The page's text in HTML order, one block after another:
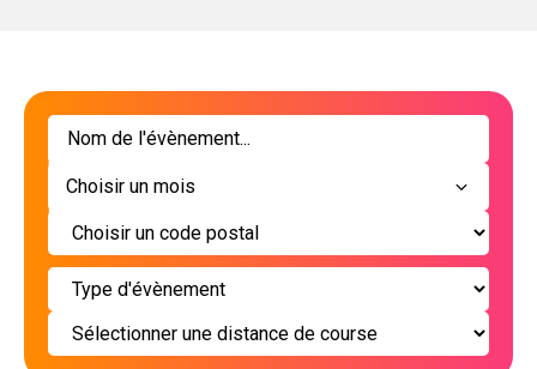
RECHERCHE
UNE
COURSE
Choisir un mois